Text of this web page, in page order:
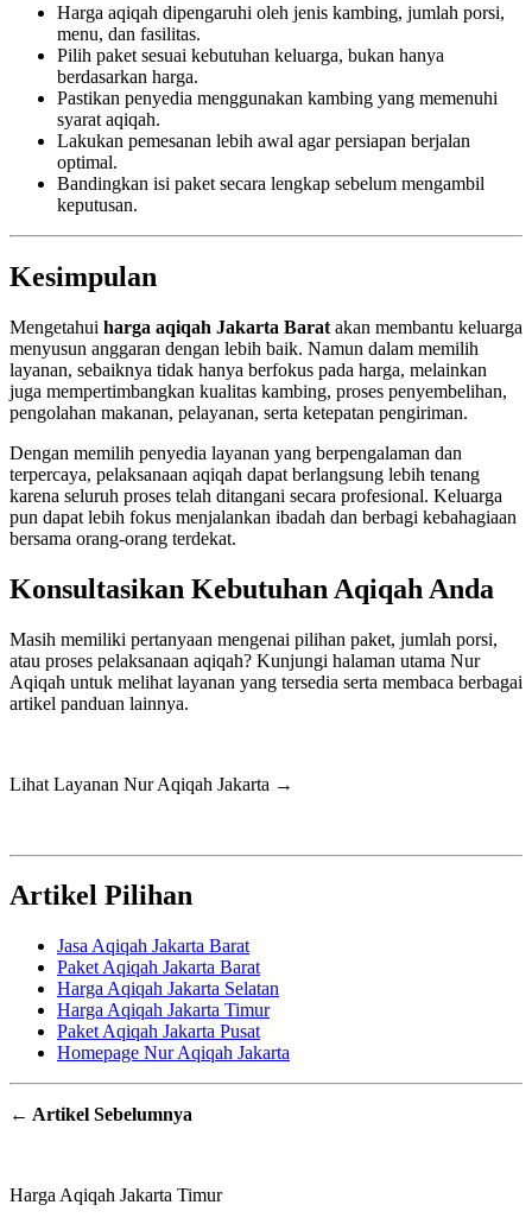
Harga aqiqah dipengaruhi oleh jenis kambing, jumlah porsi,
menu, dan fasilitas.
Pilih paket sesuai kebutuhan keluarga, bukan hanya
berdasarkan harga.
Pastikan penyedia menggunakan kambing yang memenuhi
syarat aqiqah.
Lakukan pemesanan lebih awal agar persiapan berjalan
optimal.
Bandingkan isi paket secara lengkap sebelum mengambil
keputusan.
Kesimpulan
Mengetahui harga aqiqah Jakarta Barat akan membantu keluarga
menyusun anggaran dengan lebih baik. Namun dalam memilih
layanan, sebaiknya tidak hanya berfokus pada harga, melainkan
juga mempertimbangkan kualitas kambing, proses penyembelihan,
pengolahan makanan, pelayanan, serta ketepatan pengiriman.
Dengan memilih penyedia layanan yang berpengalaman dan
terpercaya, pelaksanaan aqiqah dapat berlangsung lebih tenang
karena seluruh proses telah ditangani secara profesional. Keluarga
pun dapat lebih fokus menjalankan ibadah dan berbagi kebahagiaan
bersama orang-orang terdekat.
Konsultasikan Kebutuhan Aqiqah Anda
Masih memiliki pertanyaan mengenai pilihan paket, jumlah porsi,
atau proses pelaksanaan aqiqah? Kunjungi halaman utama Nur
Aqiqah untuk melihat layanan yang tersedia serta membaca berbagai
artikel panduan lainnya.
Lihat Layanan Nur Aqiqah Jakarta →
Artikel Pilihan
Jasa Aqiqah Jakarta Barat
Paket Aqiqah Jakarta Barat
Harga Aqiqah Jakarta Selatan
Harga Aqiqah Jakarta Timur
Paket Aqiqah Jakarta Pusat
Homepage Nur Aqiqah Jakarta
← Artikel Sebelumnya
Harga Aqiqah Jakarta Timur